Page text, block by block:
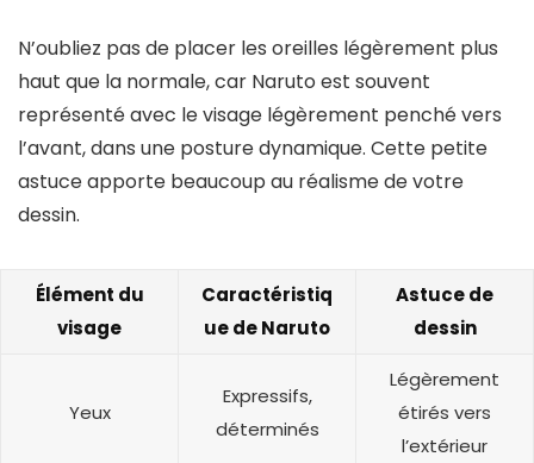
N’oubliez pas de placer les oreilles légèrement plus
haut que la normale, car Naruto est souvent
représenté avec le visage légèrement penché vers
l’avant, dans une posture dynamique. Cette petite
astuce apporte beaucoup au réalisme de votre
dessin.
Élément du
visage
Caractéristiq
ue de Naruto
Astuce de
dessin
Yeux
Expressifs,
déterminés
Légèrement
étirés vers
l’extérieur